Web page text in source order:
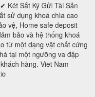
Két Sắt Ký Gửi Tài Sản
sử dụng khoá chìa cao
vệ, Home safe deposit
bảo và hệ thống khoá
từ một dạng vật chất cứng
tại một ngưỡng va đập
hàng. Viet Nam